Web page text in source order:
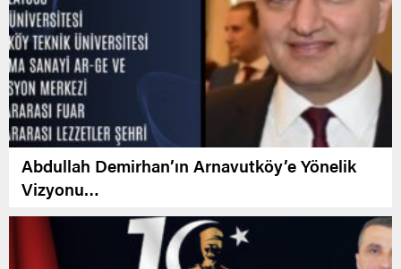
Abdullah Demirhan’ın Arnavutköy’e Yönelik
Vizyonu…